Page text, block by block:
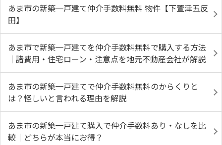
あま市の新築一戸建て仲介手数料無料 物件【下萱津五反
田】
あま市で新築一戸建てを仲介手数料無料で購入する方法
｜諸費用・住宅ローン・注意点を地元不動産会社が解説
あま市の新築一戸建てで仲介手数料無料のからくりと
は？怪しいと言われる理由を解説
あま市の新築一戸建て購入で仲介手数料あり・なしを比
較｜どちらが本当にお得？